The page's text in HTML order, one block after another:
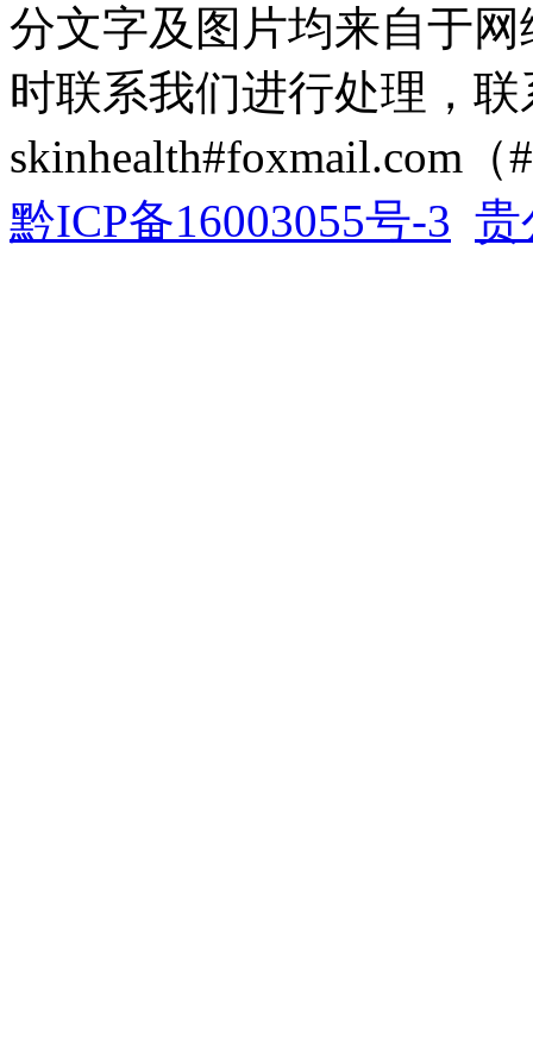
分文字及图片均来自于
时联系我们进行处理，
skinhealth#foxmail.com（
黔ICP备16003055号-3 贵